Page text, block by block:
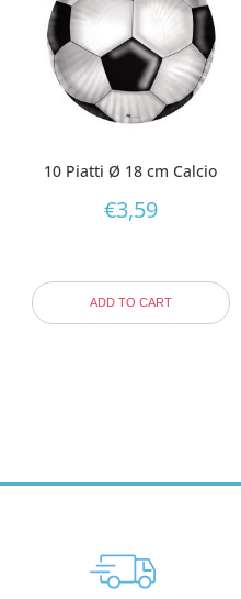
10 Piatti Ø 18 cm Calcio
€3,59
ADD TO CART